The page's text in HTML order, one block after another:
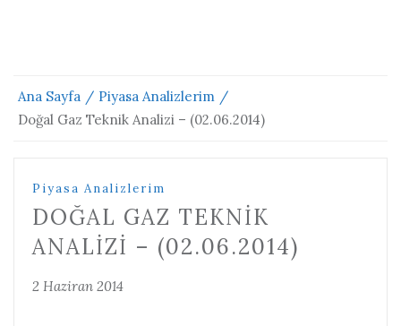
Ana Sayfa
Piyasa Analizlerim
Doğal Gaz Teknik Analizi – (02.06.2014)
Piyasa Analizlerim
DOĞAL GAZ TEKNIK
ANALIZI – (02.06.2014)
2 Haziran 2014